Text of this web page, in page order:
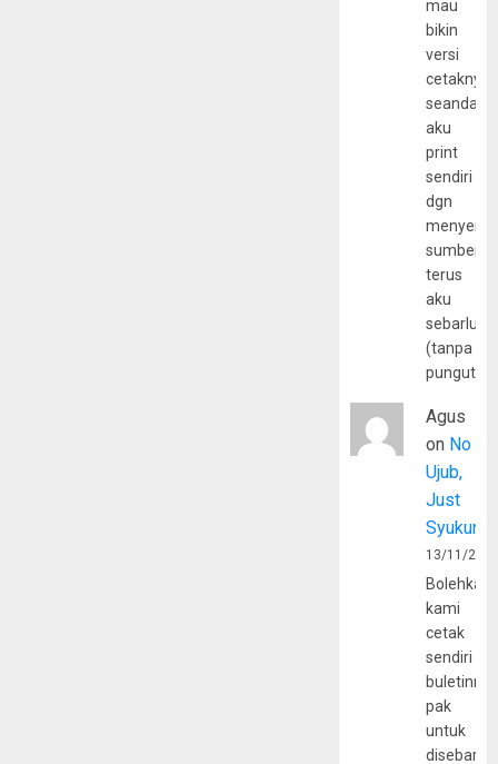
mau
bikin
versi
cetaknya
aku
print
sendiri
dgn
sumber
terus
aku
(tanpa
Agus
on No
Ujub,
Just
Syukur
13/11/
Bolehkah
kami
cetak
sendiri
pak
untuk